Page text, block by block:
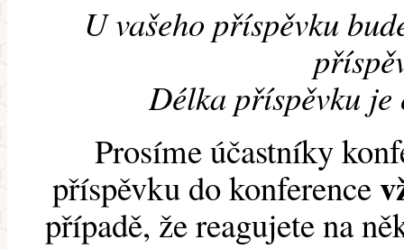
U vašeho příspěvku
Délka příspěvku je
Prosíme účastníky
příspěvku do konference
případě, že reagujete na